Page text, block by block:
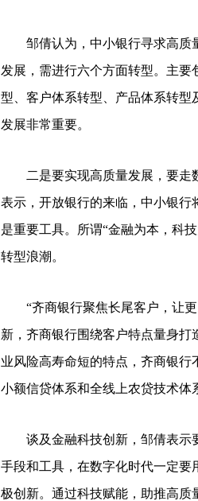
邹倩认为，中小银行寻求高质
发展，需进行六个方面转型。主
型、客户体系转型、产品体系转
发展非常重要。
二是要实现高质量发展，要走
表示，开放银行的来临，中小银
是重要工具。所谓“金融为本，科
转型浪潮。
“齐商银行聚焦长尾客户，让更
新，齐商银行围绕客户特点量身
业风险高寿命短的特点，齐商银
小额信贷体系和全线上农贷技术体
谈及金融科技创新，邹倩表示要
手段和工具，在数字化时代一定要
极创新。通过科技赋能，助推高质